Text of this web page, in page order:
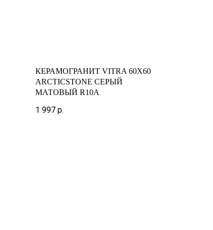
КЕРАМОГРАНИТ VITRA 60X60
ARCTICSTONE СЕРЫЙ
МАТОВЫЙ R10A
1 997 р.